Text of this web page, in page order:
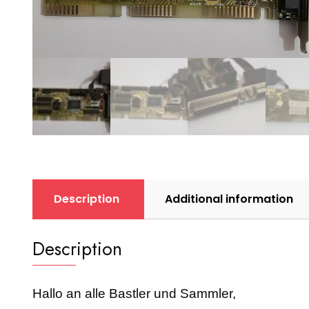
Description Additional information
Description
Hallo an alle Bastler und Sammler,